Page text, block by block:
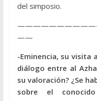
del simposio.
——
-Eminencia, su visita
diálogo entre al
su valoración? ¿Se
sobre el